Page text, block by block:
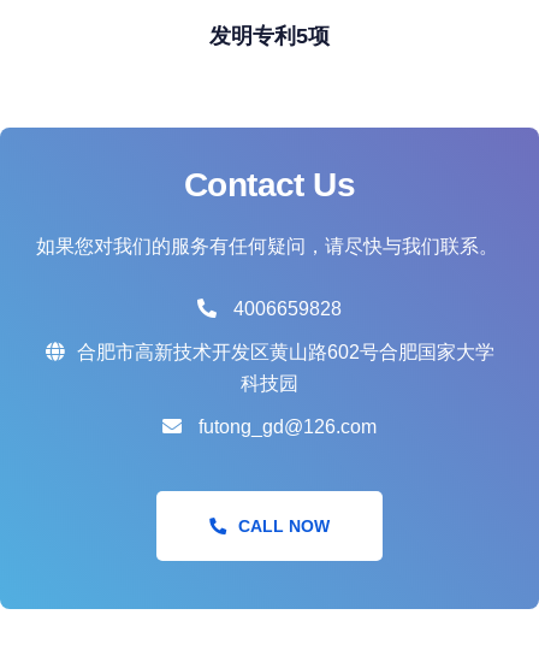
发明专利5项
Contact Us
如果您对我们的服务有任何疑问，请尽快与我们联系。
4006659828
合肥市高新技术开发区黄山路602号合肥国家大学
科技园
futong_gd@126.com
CALL NOW